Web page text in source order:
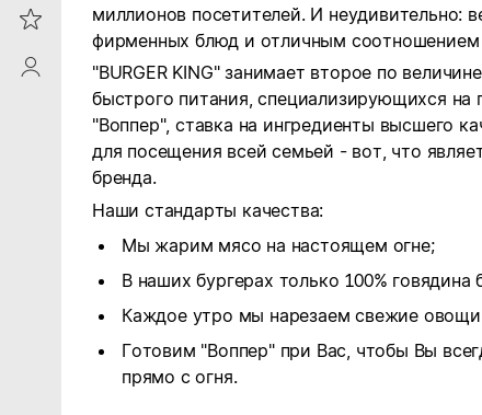
Reviews
ProfileSaby
миллионов посетителей. И неудивительно:
фирменных блюд и отличным соотношением
"BURGER KING" занимает второе по
быстрого питания, специализирующихся на
"Воппер", ставка на ингредиенты высшего
для посещения всей семьей - вот, что
бренда.
Наши стандарты качества:
Мы жарим мясо на настоящем огне;
В наших бургерах только 100% говядина
Каждое утро мы нарезаем свежие овощи
Готовим "Воппер" при Вас, чтобы Вы
прямо с огня.